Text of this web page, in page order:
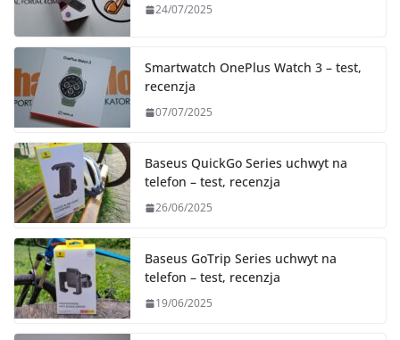
24/07/2025
Smartwatch OnePlus Watch 3 – test,
recenzja
07/07/2025
Baseus QuickGo Series uchwyt na
telefon – test, recenzja
26/06/2025
Baseus GoTrip Series uchwyt na
telefon – test, recenzja
19/06/2025